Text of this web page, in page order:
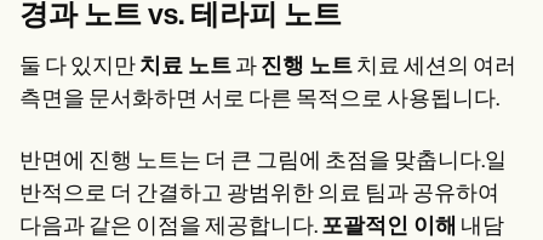
경과 노트 vs. 테라피 노트
둘 다 있지만 치료 노트 과 진행 노트 치료 세션의 여러
측면을 문서화하면 서로 다른 목적으로 사용됩니다.
반면에 진행 노트는 더 큰 그림에 초점을 맞춥니다.일
반적으로 더 간결하고 광범위한 의료 팀과 공유하여
다음과 같은 이점을 제공합니다. 포괄적인 이해 내담